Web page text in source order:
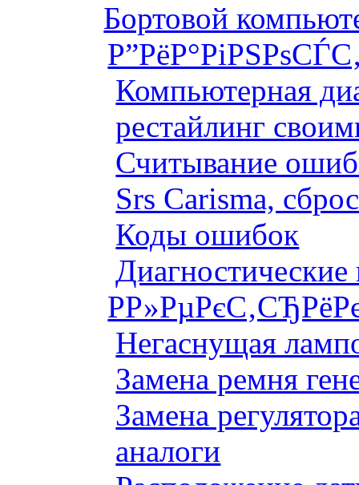
Бортовой
Компьютерная
рестайлинг
Считывание
Srs Carisma,
Коды ошибок
Негаснущая
Замена ремня
Замена
аналоги